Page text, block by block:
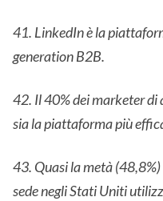
41. LinkedIn è la
generation B2B.
42. Il 40% dei marketer di
sia la piattaforma più
43. Quasi la metà
sede negli Stati Uniti